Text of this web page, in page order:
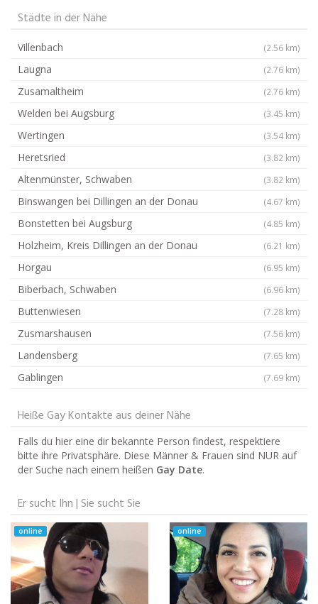
Städte in der Nähe
Villenbach (2.56 km)
Laugna (2.76 km)
Zusamaltheim (2.76 km)
Welden bei Augsburg (3.45 km)
Wertingen (3.54 km)
Heretsried (3.82 km)
Altenmünster, Schwaben (3.82 km)
Binswangen bei Dillingen an der Donau (4.67 km)
Bonstetten bei Augsburg (4.85 km)
Holzheim, Kreis Dillingen an der Donau (6.21 km)
Horgau (6.95 km)
Biberbach, Schwaben (6.96 km)
Buttenwiesen (7.28 km)
Zusmarshausen (7.56 km)
Landensberg (7.65 km)
Gablingen (7.69 km)
Heiße Gay Kontakte aus deiner Nähe
Falls du hier eine dir bekannte Person findest, respektiere
bitte ihre Privatsphäre. Diese Männer & Frauen sind NUR auf
der Suche nach einem heißen Gay Date.
Er sucht Ihn | Sie sucht Sie
online online